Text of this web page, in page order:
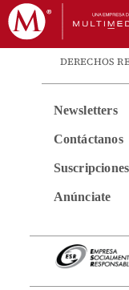
DERECHOS
Newsletters
Contáctanos
Suscripciones
Anúnciate